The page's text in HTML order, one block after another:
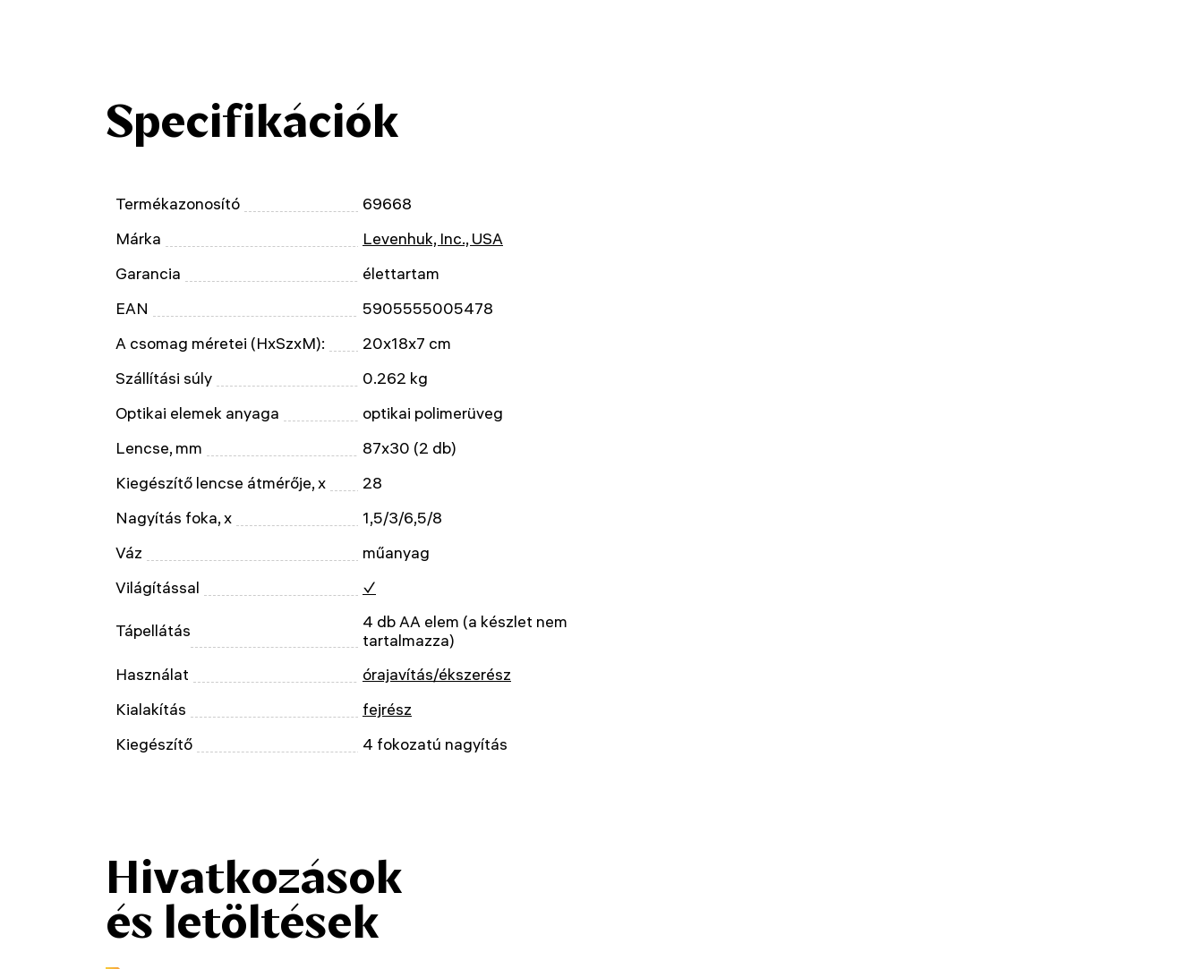
Specifikációk
Termékazonosító
69668
Márka
Levenhuk, Inc., USA
Garancia
élettartam
EAN
5905555005478
A csomag méretei (HxSzxM):
20x18x7 cm
Szállítási súly
0.262 kg
Optikai elemek anyaga
optikai polimerüveg
Lencse, mm
87x30 (2 db)
Kiegészítő lencse átmérője, x
28
Nagyítás foka, x
1,5/3/6,5/8
Váz
műanyag
Világítással
✓
Tápellátás
4 db AA elem (a készlet nem
tartalmazza)
Használat
órajavítás/ékszerész
Kialakítás
fejrész
Kiegészítő
4 fokozatú nagyítás
Hivatkozások
és letöltések